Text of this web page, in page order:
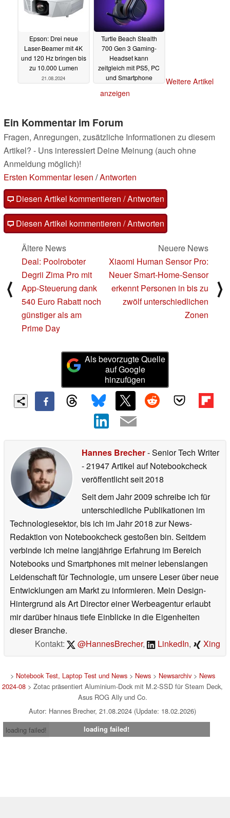
Epson: Drei neue
Laser-Beamer mit 4K
und 120 Hz bringen bis
zu 10.000 Lumen
21.08.2024
Turtle Beach Stealth
700 Gen 3 Gaming-
Headset kann
zeitgleich mit PS5, PC
und Smartphone
20.08.2024
Weitere Artikel
anzeigen
Ein Kommentar im Forum
Fragen, Anregungen, zusätzliche Informationen zu diesem
Artikel? - Uns interessiert Deine Meinung (auch ohne
Anmeldung möglich)!
Ersten Kommentar lesen /Antworten
Diesen Artikel kommentieren / Antworten
Diesen Artikel kommentieren / Antworten
⟨
Ältere News
Deal: Poolroboter
Degrii Zima Pro mit
App-Steuerung dank
540 Euro Rabatt noch
günstiger als am
Prime Day
Neuere News
Xiaomi Human Sensor Pro:
Neuer Smart-Home-Sensor
erkennt Personen in bis zu
zwölf unterschiedlichen
Zonen
⟩
Als bevorzugte Quelle
auf Google
hinzufügen
Hannes Brecher- Senior Tech Writer
- 21947 Artikel auf Notebookcheck
veröffentlichtseit 2018
Seit dem Jahr 2009 schreibe ich für
unterschiedliche Publikationen im
Technologiesektor, bis ich im Jahr 2018 zur News-
Redaktion von Notebookcheck gestoßen bin. Seitdem
verbinde ich meine langjährige Erfahrung im Bereich
Notebooks und Smartphones mit meiner lebenslangen
Leidenschaft für Technologie, um unsere Leser über neue
Entwicklungen am Markt zu informieren. Mein Design-
Hintergrund als Art Director einer Werbeagentur erlaubt
mir darüber hinaus tiefe Einblicke in die Eigenheiten
dieser Branche.
Kontakt:
@HannesBrecher, LinkedIn, Xing
> Notebook Test, Laptop Test und News> News> Newsarchiv> News
2024-08 > Zotac präsentiert Aluminium-Dock mit M.2-SSD für Steam Deck,
Asus ROG Ally und Co.
Autor: Hannes Brecher, 21.08.2024 (Update: 18.02.2026)
loading failed!
loading failed!